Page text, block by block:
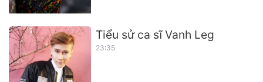
Tiểu sử ca sĩ Vanh Leg
23:35